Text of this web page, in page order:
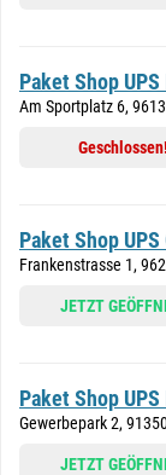
Paket Shop
Am Sportplatz 6,
Geschlossen!
Paket Shop
Frankenstrasse 1,
JETZT
Paket Shop
Gewerbepark 2,
JETZT